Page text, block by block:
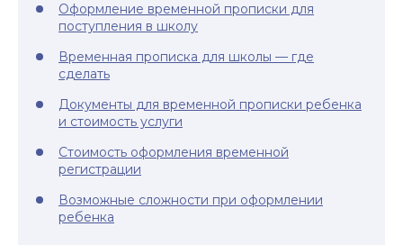
Оформление временной прописки для
поступления в школу
Временная прописка для школы — где
сделать
Документы для временной прописки ребенка
и стоимость услуги
Стоимость оформления временной
регистрации
Возможные сложности при оформлении
ребенка